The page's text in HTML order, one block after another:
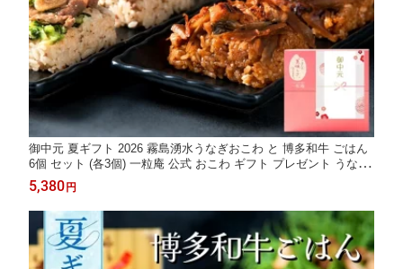
御中元 夏ギフト 2026 霧島湧水うなぎおこわ と 博多和牛 ごはん
6個 セット (各3個) 一粒庵 公式 おこわ ギフト プレゼント うなぎ
鰻 国産 鹿児島 おこわ うなぎおこわ 博多和牛 和牛 季節の贈り物
誕生日 誕生日プレゼント 御礼 お礼 御祝 お祝い 御祝 内祝い 内祝
5,380 円